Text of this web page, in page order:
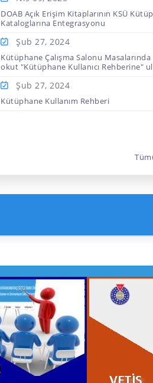
DOAB Açık Erişim Kitaplarının KSÜ
Kataloglarına Entegrasyonu
Şub 27, 2024
Kütüphane Çalışma Salonu
okut "Kütüphane Kullanıcı Rehberine"
Şub 27, 2024
Kütüphane Kullanım Rehberi